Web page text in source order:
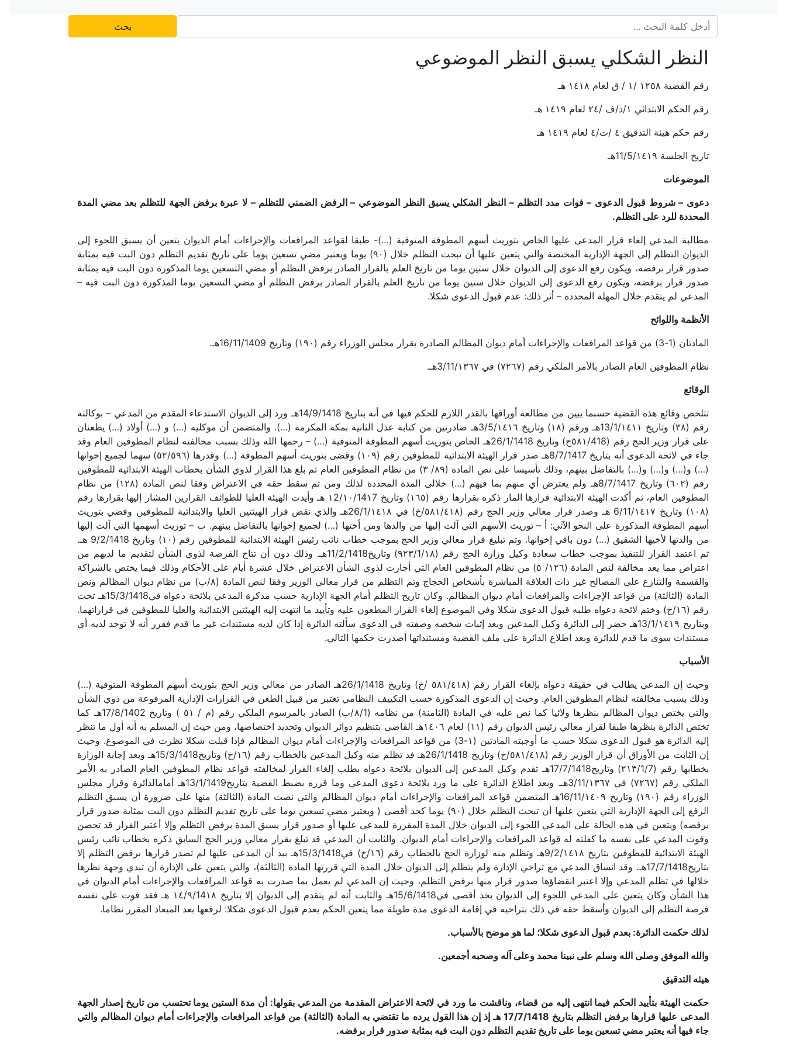
بحث
النظر الشكلي يسبق النظر الموضوعي
رقم القضية ١٢٥٨ /١ / ق لعام ١٤١٨ هـ
رقم الحكم الابتدائي ١/د/ف /٢٤ لعام ١٤١٩ هـ
رقم حكم هيئة التدقيق ٤ /ت/٤ لعام ١٤١٩ هـ
تاريخ الجلسة 11/5/١٤١٩هـ
الموضوعات
دعوى – شروط قبول الدعوى – فوات مدد التظلم – النظر الشكلي يسبق النظر الموضوعي – الرفض الضمني للتظلم – لا عبرة برفض الجهة للتظلم بعد مضي المدة
المحددة للرد على التظلم.
مطالبة المدعي إلغاء قرار المدعى عليها الخاص بتوريث أسهم المطوفة المتوفية (…)- طبقا لقواعد المرافعات والإجراءات أمام الديوان يتعين أن يسبق اللجوء إلى
الديوان التظلم إلى الجهة الإدارية المختصة والتي يتعين عليها أن تبحث التظلم خلال (٩٠) يوما ويعتبر مضي تسعين يوما على تاريخ تقديم التظلم دون البت فيه بمثابة
صدور قرار برفضه، ويكون رفع الدعوى إلى الديوان خلال ستين يوما من تاريخ العلم بالقرار الصادر برفض التظلم أو مضي التسعين يوما المذكورة دون البت فيه بمثابة
صدور قرار برفضه، ويكون رفع الدعوى إلى الديوان خلال ستين يوما من تاريخ العلم بالقرار الصادر برفض التظلم أو مضي التسعين يوما المذكورة دون البت فيه –
المدعي لم يتقدم خلال المهلة المحددة – أثر ذلك: عدم قبول الدعوى شكلا.
الأنظمة واللوائح
المادتان (1-3) من قواعد المرافعات والإجراءات أمام ديوان المظالم الصادرة بقرار مجلس الوزراء رقم (١٩٠) وتاريخ 16/11/1409هـ.
نظام المطوفين العام الصادر بالأمر الملكي رقم (٧٢٦٧) في 3/11/١٣٦٧هـ.
الوقائع
تتلخص وقائع هذه القضية حسبما يبين من مطالعة أوراقها بالقدر اللازم للحكم فيها في أنه بتاريخ 14/9/1418هـ ورد إلى الديوان الاستدعاء المقدم من المدعي – بوكالته
رقم (٣٨) وتاريخ 13/1/١٤١١هـ ورقم (١٨) وتاريخ 3/5/١٤١٦هـ صادرتين من كتابة عدل الثانية بمكة المكرمة (…). والمتضمن أن موكليه (…) و (…) أولاد (…) يطعنان
على قرار وزير الحج رقم (٥٨١/418ح) وتاريخ 26/1/1418هـ الخاص بتوريث أسهم المطوفة المتوفية (…) – رحمها الله وذلك بسبب مخالفته لنظام المطوفين العام وقد
جاء في لائحة الدعوى أنه بتاريخ 8/7/1417هـ صدر قرار الهيئة الابتدائية للمطوفين رقم (١٠٩) وقضى بتوريث أسهم المطوفة (…) وقدرها (٥٢/٥٩٦) سهما لجميع إخوانها
(…) و(…) و(…) و(…) بالتفاضل بينهم، وذلك تأسيسا على نص المادة (٨٩/ ٣) من نظام المطوفين العام ثم بلغ هذا القرار لذوي الشأن بخطاب الهيئة الابتدائية للمطوفين
رقم (٦٠٢) وتاريخ 8/7/1417هـ ولم يعترض أي منهم بما فيهم (…) خلالى المدة المحددة لذلك ومن ثم سقط حقه في الاعتراض وفقا لنص المادة (١٢٨) من نظام
المطوفين العام، ثم أكدت الهيئة الابتدائية قرارها المار ذكره بقرارها رقم (١٦٥) وتاريخ ١2/١٠/14١7 هـ وأيدت الهيئة العليا للطوائف القرارين المشار إليها بقرارها رقم
(١٠٨) وتاريخ 6/11/١٤١٧ هـ وصدر قرار معالي وزير الحج رقم (٥٨١/٤١٨/خ) في 26/1/١٤١٨هـ والذي نقض قرار الهيئتين العليا والابتدائية للمطوفين وقضي بتوريث
أسهم المطوفة المذكورة على النحو الآتي: أ – توريث الأسهم التي آلت إليها من والدها ومن أختها (…) لجميع إخوانها بالتفاضل بينهم. ب – توريث أسهمها التي آلت إليها
من والدتها لأخيها الشقيق (…) دون باقي إخوانها. وتم تبليغ قرار معالي وزير الحج بموجب خطاب نائب رئيس الهيئة الابتدائية للمطوفين رقم (١٠) وتاريخ 9/2/1418 هـ.
ثم اعتمد القرار للتنفيذ بموجب خطاب سعادة وكيل وزارة الحج رقم (٩٢٣/1/١٨) وتاريخ11/2/1418هـ. وذلك دون أن تتاح الفرصة لذوي الشأن لتقديم ما لديهم من
اعتراض مما يعد مخالفة لنص المادة (١٢٦/ ٥) من نظام المطوفين العام التي أجازت لذوي الشأن الاعتراض خلال عشرة أيام على الأحكام وذلك فيما يختص بالشراكة
والقسمة والتنازع على المصالح غير ذات العلاقة المباشرة بأشخاص الحجاج وتم التظلم من قرار معالي الوزير وفقا لنص المادة (٨/ب) من نظام ديوان المظالم ونص
المادة (الثالثة) من قواعد الإجراءات والمرافعات أمام ديوان المظالم. وكان تاريخ التظلم أمام الجهة الإدارية حسب مذكرة المدعي بلائحة دعواه في15/3/1418هـ تحت
رقم (١٦/خ) وختم لائحة دعواه طلبه قبول الدعوى شكلا وفي الموضوع إلغاء القرار المطعون عليه وتأييد ما انتهت إليه الهيئتين الابتدائية والعليا للمطوفين في قراراتهما.
وبتاريخ 13/1/١٤١٩هـ حضر إلى الدائرة وكيل المدعين وبعد إثبات شخصه وصفته في الدعوى سألته الدائرة إذا كان لديه مستندات غير ما قدم فقرر أنه لا توجد لديه أي
مستندات سوى ما قدم للدائرة وبعد اطلاع الدائرة على ملف القضية ومستنداتها أصدرت حكمها التالي.
الأسباب
وحيث إن المدعي يطالب في حقيقة دعواه بإلغاء القرار رقم (٥٨١/٤١٨ /خ) وتاريخ 26/1/1418هـ الصادر من معالي وزير الحج بتوريث أسهم المطوفة المتوفية (…)
وذلك بسبب مخالفته لنظام المطوفين العام. وحيث إن الدعوى المذكورة حسب التكييف النظامي تعتبر من قبيل الطعن في القرارات الإدارية المرفوعة من ذوي الشأن
والتي يختص ديوان المظالم بنظرها ولائيا كما نص عليه في المادة (الثامنة) من نظامه (٨/1/ب) الصادر بالمرسوم الملكي رقم (م / ٥١ ) وتاريخ 17/8/1402هـ كما
تختص الدائرة بنظرها طبقا لقرار معالي رئيس الديوان رقم (١١) لعام ١٤٠٦هـ القاضي بتنظيم دوائر الديوان وتحديد اختصاصها، ومن حيث إن المسلم به أنه أول ما تنظر
إليه الدائرة هو قبول الدعوى شكلا حسب ما أوجبته المادتين (١-3) من قواعد المرافعات والإجراءات أمام ديوان المظالم فإذا قبلت شكلا نظرت في الموضوع. وحيث
إن الثابت من الأوراق أن قرار الوزير رقم (٥٨١/٤١٨/خ) وتاريخ 26/1/1418هـ فد تظلم منه وكيل المدعين بالخطاب رقم (١٦/خ) وتاريخ15/3/1418هـ ويعد إجابة الوزارة
بخطابها رقم (٢١٣/1/7) وتاريخ17/7/1418هـ تقدم وكيل المدعين إلى الديوان بلائحة دعواه بطلب إلغاء القرار لمخالفته قواعد نظام المطوفين العام الصادر به الأمر
الملكي رقم (٧٢٦٧) في 3/11/١٣٦٧هـ. وبعد اطلاع الدائرة على ما ورد بلائحة دعوى المدعي وما قرره بضبط القضية بتاريخ13/1/1419هـ أمامالدائرة وقرار مجلس
الوزراء رقم (١٩٠) وتاريخ 16/11/١٤٠٩هـ المتضمن قواعد المرافعات والإجراءات أمام ديوان المظالم والتي نصت المادة (الثالثة) منها على ضرورة أن يسبق التظلم
الرفع إلى الجهة الإدارية التي يتعين عليها أن تبحث التظلم خلال (٩٠) يوما كحد أقصى ( ويعتبر مضي تسعين يوما على تاريخ تقديم التظلم دون البت بمثابة صدور قرار
برفضه) ويتعين في هذه الحالة على المدعي اللجوء إلى الديوان خلال المدة المقررة للمدعى عليها أو صدور قرار يسبق المدة برفض التظلم وإلا أعتبر القرار قد تحصن
وفوت المدعي على نفسه ما كفلته له قواعد المرافعات والإجراءات أمام الديوان. والثابت أن المدعي قد تبلغ بقرار معالي وزير الحج السابق ذكره بخطاب نائب رئيس
الهيئة الابتدائية للمطوفين بتاريخ 9/2/١٤١٨هـ وتظلم منه لوزارة الحج بالخطاب رقم (١٦/خ) في15/3/1418هـ بيد أن المدعى عليها لم تصدر قرارها برفض التظلم إلا
بتاريخ17/7/1418هـ. وقد انساق المدعي مع تراخي الإدارة ولم يتظلم إلى الديوان خلال المدة التي قررتها المادة (الثالثة)، والتي يتعين على الإدارة أن تبدي وجهة نظرها
خلالها في تظلم المدعي وإلا اعتبر انقضاؤها صدور قرار منها برفض التظلم، وحيث إن المدعي لم يعمل بما صدرت به قواعد المرافعات والإجراءات أمام الديوان في
هذا الشأن وكان يتعين على المدعي اللجوء إلى الديوان بحد أقصى في15/6/1418هـ والثابت أنه لم يتقدم إلى الديوان إلا بتاريخ ١٤/٩/14١٨ هـ فقد فوت على نفسه
فرصة التظلم إلى الديوان وأسقط حقه في ذلك بتراخيه في إقامة الدعوى مدة طويلة مما يتعين الحكم بعدم قبول الدعوى شكلا: لرفعها بعد الميعاد المقرر نظاما.
لذلك حكمت الدائرة: بعدم قبول الدعوى شكلا؛ لما هو موضح بالأسباب.
والله الموفق وصلى الله وسلم على نبينا محمد وعلى آله وصحبه أجمعين.
هيئه التدقيق
حكمت الهيئة بتأييد الحكم فيما انتهى إليه من قضاء، وناقشت ما ورد في لائحة الاعتراض المقدمة من المدعي بقولها: أن مدة الستين يوما تحتسب من تاريخ إصدار الجهة
المدعى عليها قرارها برفض التظلم بتاريخ 17/7/1418 هـ إذ إن هذا القول يرده ما تقتضي به المادة (الثالثة) من قواعد المرافعات والإجراءات أمام ديوان المظالم والتي
جاء فيها أنه يعتبر مضي تسعين يوما على تاريخ تقديم التظلم دون البت فيه بمثابة صدور قرار برفضه.